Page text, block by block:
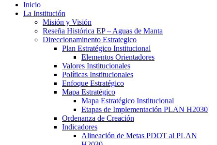
Inicio
La Institución
Misión y Visión
Reseña Histórica EP – Aguas de Manta
Direccionaminento Estrategico
Plan Estratégico Institucional
Elementos Orientadores
Valores Institucionales
Políticas Institucionales
Enfoque Estratégico
Mapa Estratégico
Mapa Estratégico Institucional
Etapas de Implementación PLAN H2030
Ordenanza de Creación
Indicadores
Alineación de Metas PDOT al PLAN